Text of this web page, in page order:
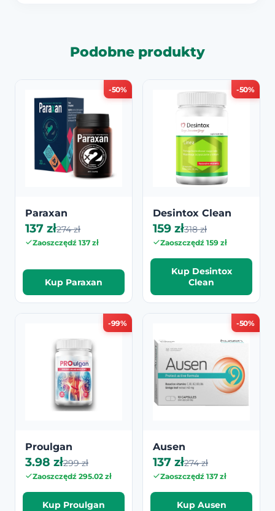
Podobne produkty
-50%
Paraxan
137 zł274 zł
Zaoszczędź 137 zł
Kup Paraxan
-50%
Desintox Clean
159 zł318 zł
Zaoszczędź 159 zł
Kup Desintox
Clean
-99%
Proulgan
3.98 zł299 zł
Zaoszczędź 295.02 zł
Kup Proulgan
-50%
Ausen
137 zł274 zł
Zaoszczędź 137 zł
Kup Ausen